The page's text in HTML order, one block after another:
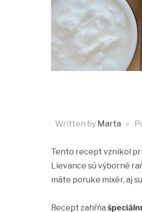
Written by Marta
Tento recept vznikol
Lievance sú výborné
máte poruke mixér, aj
Recept zahŕňa